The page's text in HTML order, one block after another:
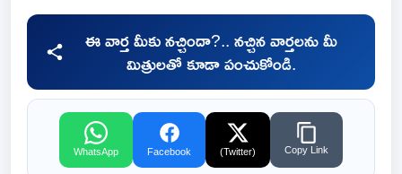
ఈ వార్త మీకు నచ్చిందా?.. నచ్చిన వార్తలను మీ
మిత్రులతో కూడా పంచుకోండి.
WhatsApp Facebook (Twitter) Copy Link